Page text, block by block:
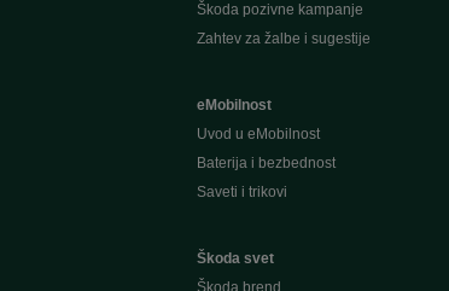
Škoda pozivne kampanje
Zahtev za žalbe i sugestije
eMobilnost
Uvod u eMobilnost
Baterija i bezbednost
Saveti i trikovi
Škoda svet
Škoda brend